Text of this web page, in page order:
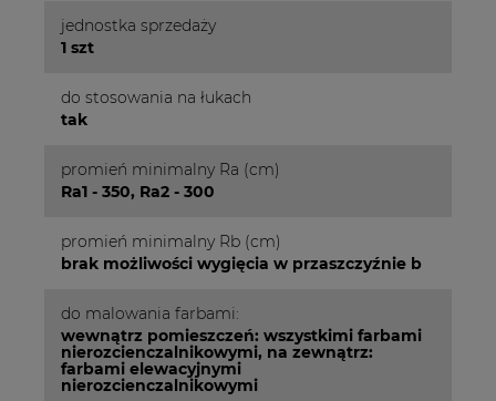
jednostka sprzedaży
1 szt
do stosowania na łukach
tak
promień minimalny Ra (cm)
Ra1 - 350, Ra2 - 300
promień minimalny Rb (cm)
brak możliwości wygięcia w przaszczyźnie b
do malowania farbami:
wewnątrz pomieszczeń: wszystkimi farbami
nierozcienczalnikowymi, na zewnątrz:
farbami elewacyjnymi
nierozcienczalnikowymi